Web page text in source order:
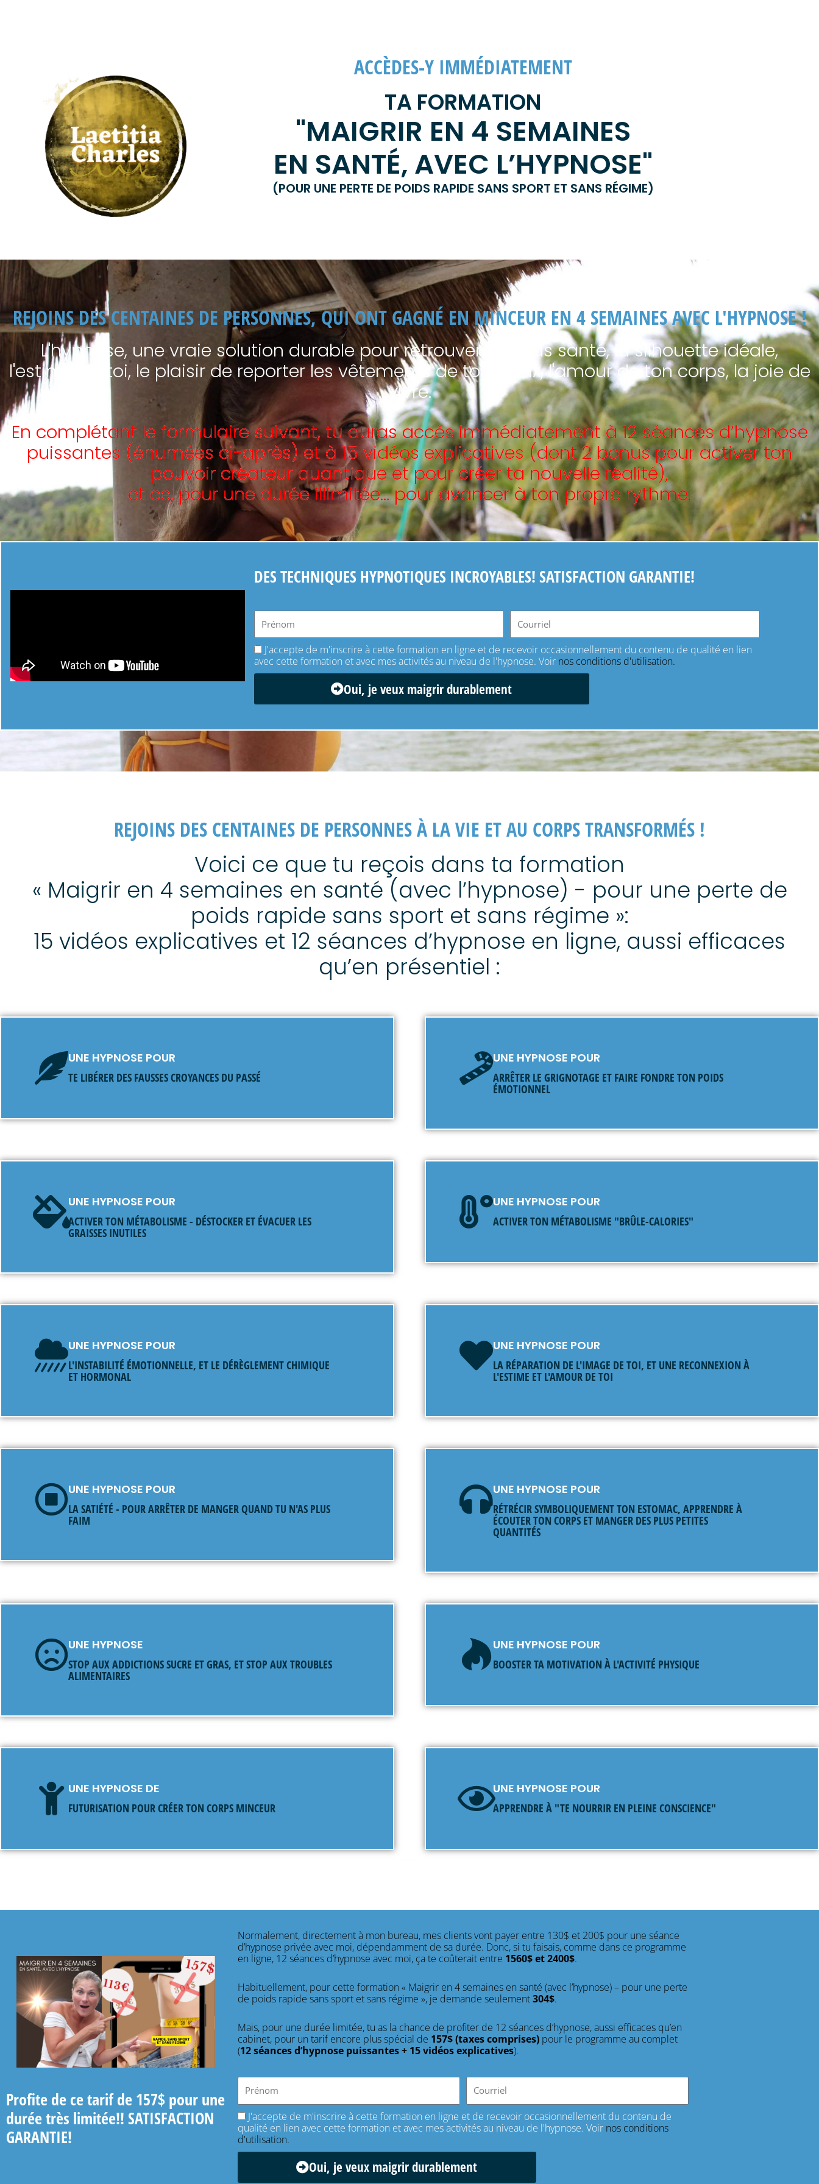
ACCÈDES-Y IMMÉDIATEMENT
TA FORMATION
"MAIGRIR EN 4 SEMAINES
EN SANTÉ, AVEC L’HYPNOSE"
(POUR UNE PERTE DE POIDS RAPIDE SANS SPORT ET SANS RÉGIME)
REJOINS DES CENTAINES DE PERSONNES, QUI ONT GAGNÉ EN MINCEUR EN 4 SEMAINES AVEC L'HYPNOSE !
L'hypnose, une vraie solution durable pour retrouver le poids santé, la silhouette idéale,
l'estime de toi, le plaisir de reporter les vêtements de ton choix, l'amour de ton corps, la joie de
vivre.
En complétant le formulaire suivant, tu auras accès immédiatement à 12 séances d’hypnose
puissantes (énumées ci-après) et à 15 vidéos explicatives (dont 2 bonus pour activer ton
pouvoir créateur quantique et pour créer ta nouvelle réalité),
et ce, pour une durée illimitée… pour avancer à ton propre rythme.
DES TECHNIQUES HYPNOTIQUES INCROYABLES!SATISFACTION GARANTIE!
J'accepte de m'inscrire à cette formation en ligne et de recevoir occasionnellement du contenu de qualité en lien
avec cette formation et avec mes activités au niveau de l'hypnose. Voir nos conditions d'utilisation.
Oui, je veux maigrir durablement
REJOINS DES CENTAINES DE PERSONNES À LA VIE ET AU CORPS TRANSFORMÉS !
Voici ce que tu reçois dans ta formation
« Maigrir en 4 semaines en santé (avec l’hypnose) - pour une perte de
poids rapide sans sport et sans régime »:
15 vidéos explicatives et 12 séances d’hypnose en ligne, aussi efficaces
qu’en présentiel :
UNE HYPNOSE POUR
TE LIBÉRER DES FAUSSES CROYANCES DU PASSÉ
UNE HYPNOSE POUR
ARRÊTER LE GRIGNOTAGE ET FAIRE FONDRE TON POIDS
ÉMOTIONNEL
UNE HYPNOSE POUR
ACTIVER TON MÉTABOLISME - DÉSTOCKER ET ÉVACUER LES
GRAISSES INUTILES
UNE HYPNOSE POUR
ACTIVER TON MÉTABOLISME "BRÛLE-CALORIES"
UNE HYPNOSE POUR
L'INSTABILITÉ ÉMOTIONNELLE, ET LE DÉRÈGLEMENT CHIMIQUE
ET HORMONAL
UNE HYPNOSE POUR
LA RÉPARATION DE L'IMAGE DE TOI, ET UNE RECONNEXION À
L'ESTIME ET L'AMOUR DE TOI
UNE HYPNOSE POUR
LA SATIÉTÉ - POUR ARRÊTER DE MANGER QUAND TU N'AS PLUS
FAIM
UNE HYPNOSE POUR
RÉTRÉCIR SYMBOLIQUEMENT TON ESTOMAC, APPRENDRE À
ÉCOUTER TON CORPS ET MANGER DES PLUS PETITES
QUANTITÉS
UNE HYPNOSE
STOP AUX ADDICTIONS SUCRE ET GRAS, ET STOP AUX TROUBLES
ALIMENTAIRES
UNE HYPNOSE POUR
BOOSTER TA MOTIVATION À L'ACTIVITÉ PHYSIQUE
UNE HYPNOSE DE
FUTURISATION POUR CRÉER TON CORPS MINCEUR
UNE HYPNOSE POUR
APPRENDRE À "TE NOURRIR EN PLEINE CONSCIENCE"
Profite de ce tarif de 157$ pour une
durée très limitée!!SATISFACTION
GARANTIE!
Normalement, directement à mon bureau, mes clients vont payer entre 130$ et 200$ pour une séance
d’hypnose privée avec moi, dépendamment de sa durée. Donc, si tu faisais, comme dans ce programme
en ligne, 12 séances d’hypnose avec moi, ça te coûterait entre 1560$ et 2400$.
Habituellement, pour cette formation « Maigrir en 4 semaines en santé (avec l’hypnose) – pour une perte
de poids rapide sans sport et sans régime », je demande seulement304$.
Mais, pour une durée limitée, tu as la chance de profiter de 12 séances d’hypnose, aussi efficaces qu’en
cabinet, pour un tarif encore plus spécial de 157$ (taxes comprises)pour le programme au complet
(12 séances d’hypnose puissantes + 15 vidéos explicatives).
J'accepte de m'inscrire à cette formation en ligne et de recevoir occasionnellement du contenu de
qualité en lien avec cette formation et avec mes activités au niveau de l'hypnose. Voir nos conditions
d'utilisation.
Oui, je veux maigrir durablement